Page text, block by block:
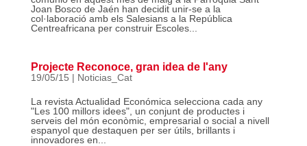
Joan Bosco de Jaén han decidit unir-se a la
col·laboració amb els Salesians a la República
Centreafricana per construir Escoles...
Projecte Reconoce, gran idea de l'any
19/05/15 | Noticias_Cat
La revista Actualidad Económica selecciona cada any
"Les 100 millors idees", un conjunt de productes i
serveis del món econòmic, empresarial o social a nivell
espanyol que destaquen per ser útils, brillants i
innovadores en...